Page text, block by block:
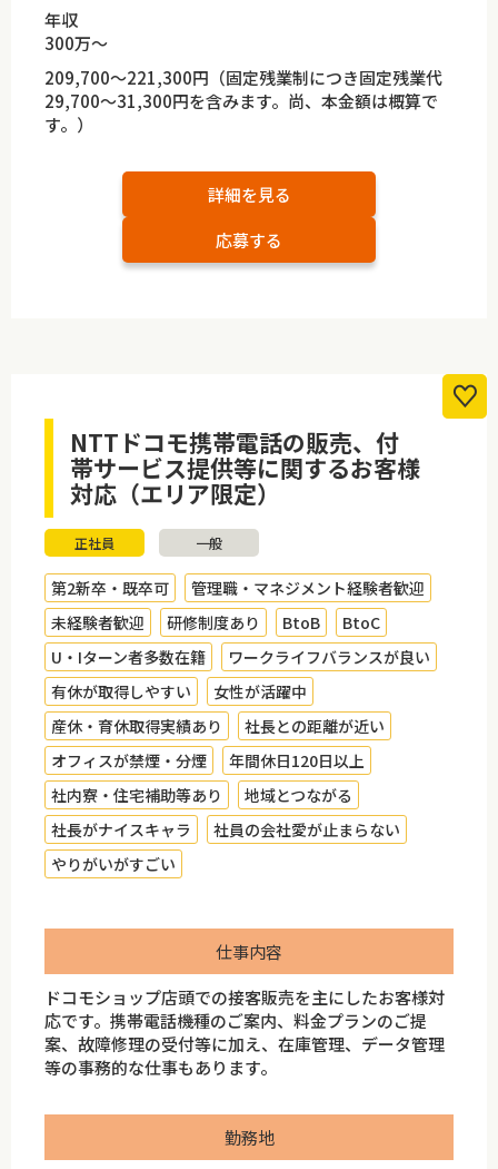
年収
300万～
209,700～221,300円（固定残業制につき固定残業代
29,700～31,300円を含みます。尚、本金額は概算で
す。）
詳細を見る
応募する
NTTドコモ携帯電話の販売、付
帯サービス提供等に関するお客様
対応（エリア限定）
正社員 一般
第2新卒・既卒可
管理職・マネジメント経験者歓迎
未経験者歓迎
研修制度あり BtoB
BtoC
U・Iターン者多数在籍
ワークライフバランスが良い
有休が取得しやすい
女性が活躍中
産休・育休取得実績あり
社長との距離が近い
オフィスが禁煙・分煙
年間休日120日以上
社内寮・住宅補助等あり
地域とつながる
社長がナイスキャラ
社員の会社愛が止まらない
やりがいがすごい
仕事内容
ドコモショップ店頭での接客販売を主にしたお客様対
応です。携帯電話機種のご案内、料金プランのご提
案、故障修理の受付等に加え、在庫管理、データ管理
等の事務的な仕事もあります。
勤務地